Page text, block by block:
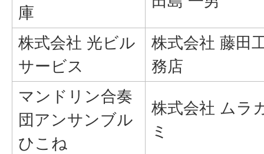
庫
株式会社 光ビル
サービス
株式会社 藤田
務店
マンドリン合奏
団アンサンブル
ひこね
株式会社 ムラ
ミ